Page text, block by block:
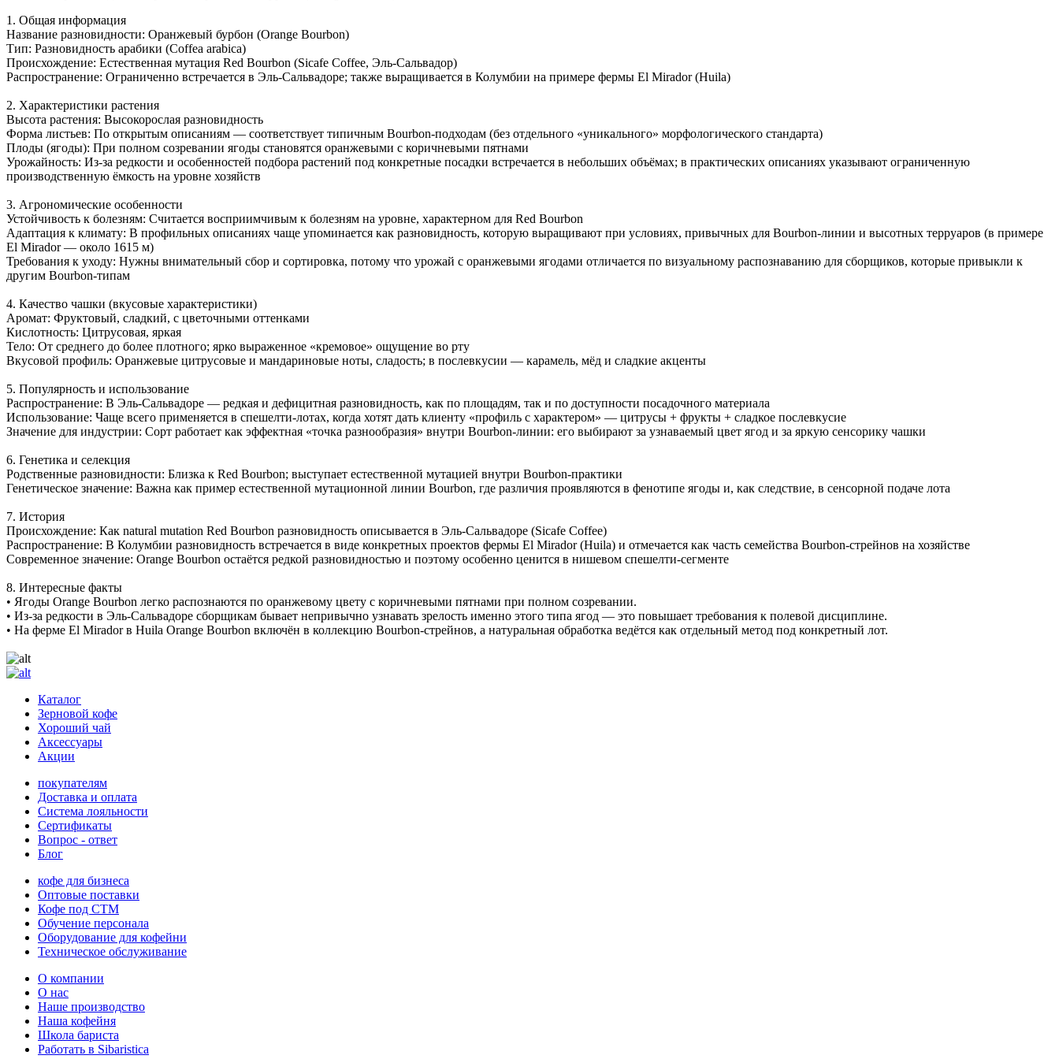
1. Общая информация
Название разновидности: Оранжевый бурбон (Orange Bourbon)
Тип: Разновидность арабики (Coffea arabica)
Происхождение: Естественная мутация Red Bourbon (Sicafe Coffee, Эль-Сальвадор)
Распространение: Ограниченно встречается в Эль-Сальвадоре; также выращивается в Колумбии на примере фермы El Mirador (Huila)
2. Характеристики растения
Высота растения: Высокорослая разновидность
Форма листьев: По открытым описаниям — соответствует типичным Bourbon-подходам (без отдельного «уникального» морфологического стандарта)
Плоды (ягоды): При полном созревании ягоды становятся оранжевыми с коричневыми пятнами
Урожайность: Из-за редкости и особенностей подбора растений под конкретные посадки встречается в небольших объёмах; в практических описаниях указывают ограниченную
производственную ёмкость на уровне хозяйств
3. Агрономические особенности
Устойчивость к болезням: Считается восприимчивым к болезням на уровне, характерном для Red Bourbon
Адаптация к климату: В профильных описаниях чаще упоминается как разновидность, которую выращивают при условиях, привычных для Bourbon-линии и высотных терруаров (в примере
El Mirador — около 1615 м)
Требования к уходу: Нужны внимательный сбор и сортировка, потому что урожай с оранжевыми ягодами отличается по визуальному распознаванию для сборщиков, которые привыкли к
другим Bourbon-типам
4. Качество чашки (вкусовые характеристики)
Аромат: Фруктовый, сладкий, с цветочными оттенками
Кислотность: Цитрусовая, яркая
Тело: От среднего до более плотного; ярко выраженное «кремовое» ощущение во рту
Вкусовой профиль: Оранжевые цитрусовые и мандариновые ноты, сладость; в послевкусии — карамель, мёд и сладкие акценты
5. Популярность и использование
Распространение: В Эль-Сальвадоре — редкая и дефицитная разновидность, как по площадям, так и по доступности посадочного материала
Использование: Чаще всего применяется в спешелти-лотах, когда хотят дать клиенту «профиль с характером» — цитрусы + фрукты + сладкое послевкусие
Значение для индустрии: Сорт работает как эффектная «точка разнообразия» внутри Bourbon-линии: его выбирают за узнаваемый цвет ягод и за яркую сенсорику чашки
6. Генетика и селекция
Родственные разновидности: Близка к Red Bourbon; выступает естественной мутацией внутри Bourbon-практики
Генетическое значение: Важна как пример естественной мутационной линии Bourbon, где различия проявляются в фенотипе ягоды и, как следствие, в сенсорной подаче лота
7. История
Происхождение: Как natural mutation Red Bourbon разновидность описывается в Эль-Сальвадоре (Sicafe Coffee)
Распространение: В Колумбии разновидность встречается в виде конкретных проектов фермы El Mirador (Huila) и отмечается как часть семейства Bourbon-стрейнов на хозяйстве
Современное значение: Orange Bourbon остаётся редкой разновидностью и поэтому особенно ценится в нишевом спешелти-сегменте
8. Интересные факты
• Ягоды Orange Bourbon легко распознаются по оранжевому цвету с коричневыми пятнами при полном созревании.
• Из-за редкости в Эль-Сальвадоре сборщикам бывает непривычно узнавать зрелость именно этого типа ягод — это повышает требования к полевой дисциплине.
• На ферме El Mirador в Huila Orange Bourbon включён в коллекцию Bourbon-стрейнов, а натуральная обработка ведётся как отдельный метод под конкретный лот.
Каталог
Зерновой кофе
Хороший чай
Аксессуары
Акции
покупателям
Доставка и оплата
Система лояльности
Сертификаты
Вопрос - ответ
Блог
кофе для бизнеса
Оптовые поставки
Кофе под СТМ
Обучение персонала
Оборудование для кофейни
Техническое обслуживание
О компании
О нас
Наше производство
Наша кофейня
Школа бариста
Работать в Sibaristica